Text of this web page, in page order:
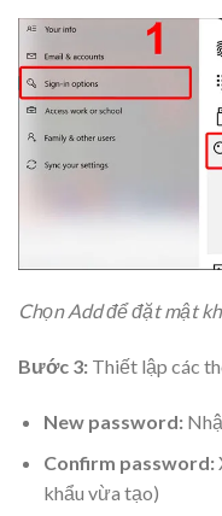
Chọn Add để đặt mật
Bước 3: Thiết lập các
New password:
Confirm password:
khẩu vừa tạo)